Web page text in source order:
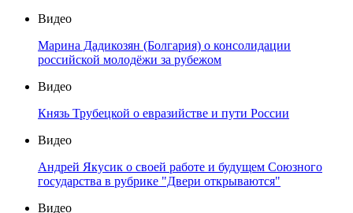
Видео
Марина Дадикозян (Болгария) о консолидации
российской молодёжи за рубежом
Видео
Князь Трубецкой о евразийстве и пути России
Видео
Андрей Якусик о своей работе и будущем Союзного
государства в рубрике "Двери открываются"
Видео